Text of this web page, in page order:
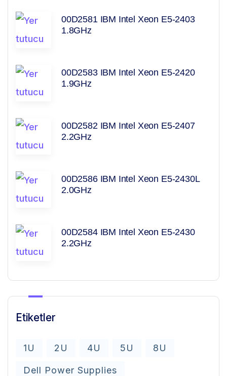
00D2581 IBM Intel Xeon E5-2403
1.8GHz
00D2583 IBM Intel Xeon E5-2420
1.9GHz
00D2582 IBM Intel Xeon E5-2407
2.2GHz
00D2586 IBM Intel Xeon E5-2430L
2.0GHz
00D2584 IBM Intel Xeon E5-2430
2.2GHz
Etiketler
1U 2U 4U 5U 8U
Dell Power Supplies